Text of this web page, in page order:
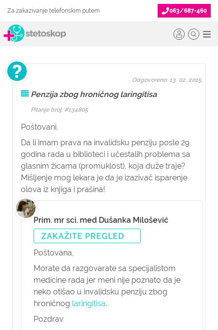
Za zakazivanje telefonskim putem 063/687-460
Penzija zbog hroničnog laringitisa
Pitanje broj: #134805
Poštovani,
Da li imam prava na invalidsku penziju posle 29
godina rada u biblioteci i učestalih problema sa
glasnim žicama (promuklost), koja duže traje?
Mišljenje mog lekara je da je izazivač isparenje
olova iz knjiga i prašina!
Odgovoreno: 13. 02. 2015.
Prim. mr sci. med Dušanka Milošević
ZAKAŽITE PREGLED
Poštovana,
Morate da razgovarate sa specijalistom
medicine rada jer meni nije poznato da je
neko otišao u invalidsku penziju zbog
hroničnog laringitisa.
Pozdrav